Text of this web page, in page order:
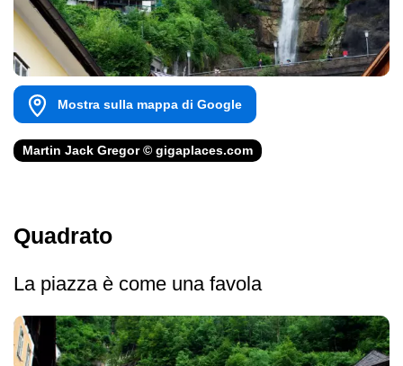
Mostra sulla mappa di Google
Martin Jack Gregor © gigaplaces.com
Quadrato
La piazza è come una favola